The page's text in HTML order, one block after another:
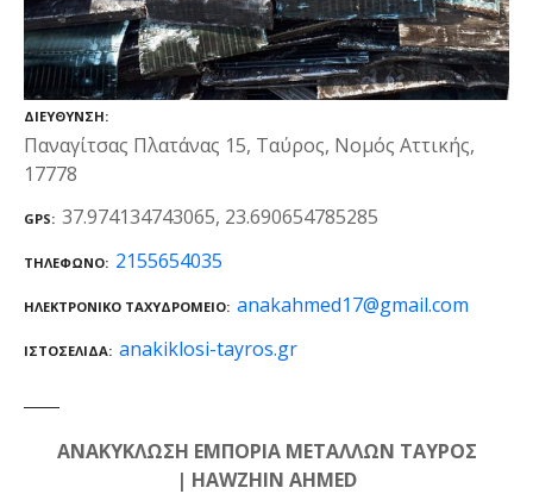
ΔΙΕΎΘΥΝΣΗ
Παναγίτσας Πλατάνας 15, Ταύρος, Νομός Αττικής,
17778
GPS 37.974134743065, 23.690654785285
ΤΗΛΈΦΩΝΟ 2155654035
ΗΛΕΚΤΡΟΝΙΚΌ ΤΑΧΥΔΡΟΜΕΊΟ anakahmed17@gmail.com
ΙΣΤΟΣΕΛΊΔΑ anakiklosi-tayros.gr
ΑΝΑΚΥΚΛΩΣΗ ΕΜΠΟΡΙΑ ΜΕΤΑΛΛΩΝ ΤΑΥΡΟΣ
| HAWZHIN AHMED